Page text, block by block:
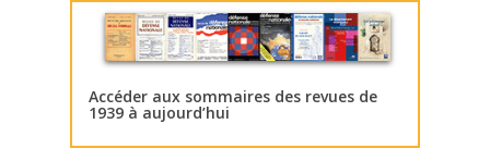
Accéder aux sommaires des revues de
1939 à aujourd’hui